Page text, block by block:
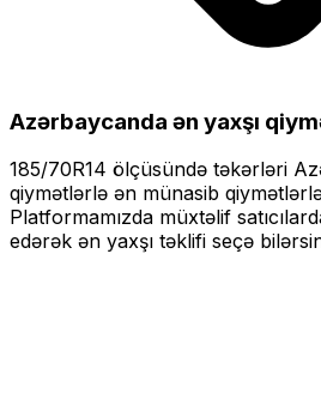
Azərbaycanda ən yaxşı
185/70R14 ölçüsündə təkərləri
qiymətlərlə ən münasib
Platformamızda müxtəlif
edərək ən yaxşı təklifi seçə